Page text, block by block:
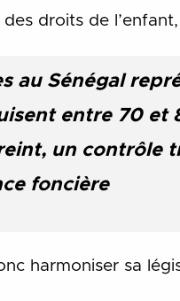
des droits de
au Sénégal
entre 70 et
un contrôle
foncière
harmoniser sa